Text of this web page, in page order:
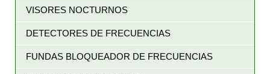
VISORES NOCTURNOS
DETECTORES DE FRECUENCIAS
FUNDAS BLOQUEADOR DE FRECUENCIAS